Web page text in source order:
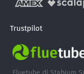
Trustpilot